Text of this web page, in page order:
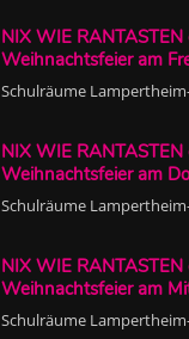
NIX WIE RANTASTEN
Weihnachtsfeier am
Schulräume
NIX WIE RANTASTEN
Weihnachtsfeier am
Schulräume
NIX WIE RANTASTEN
Weihnachtsfeier am
Schulräume